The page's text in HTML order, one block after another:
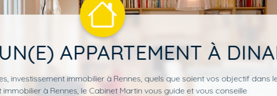
APPARTEMENT À
investissement immobilier à Rennes, quels que soient vos objectif dans
à Rennes, le Cabinet Martin vous guide et vous conseille